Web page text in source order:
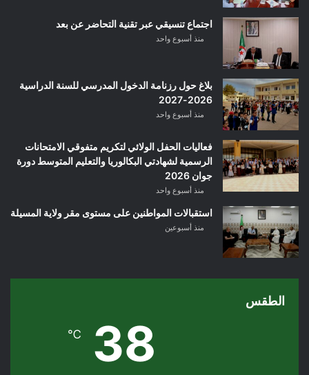
اجتماع تنسيقي عبر تقنية التحاضر عن بعد
منذ أسبوع واحد
بلاغ حول رزنامة الدخول المدرسي للسنة الدراسية
2026-2027
منذ أسبوع واحد
فعاليات الحفل الولائي لتكريم متفوقي الامتحانات
الرسمية لشهادتي البكالوريا والتعليم المتوسط دورة
جوان 2026
منذ أسبوع واحد
استقبالات المواطنين على مستوى مقر ولاية المسيلة
منذ أسبوعين
الطقس
38
℃